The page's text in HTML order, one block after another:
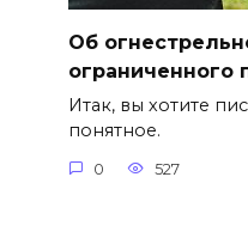
Об
ограниченного
Итак, вы хотите
понятное.
0 527